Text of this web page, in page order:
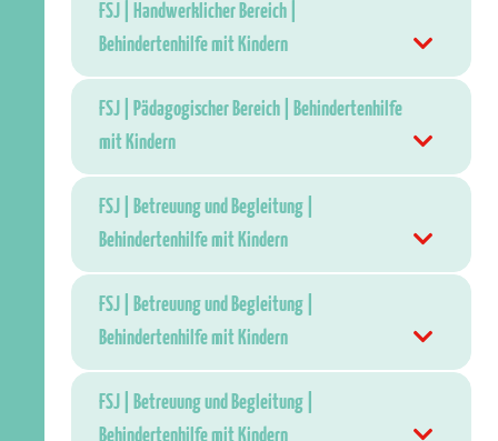
FSJ | Handwerklicher Bereich |
Behindertenhilfe mit Kindern
FSJ | Pädagogischer Bereich | Behindertenhilfe
mit Kindern
FSJ | Betreuung und Begleitung |
Behindertenhilfe mit Kindern
FSJ | Betreuung und Begleitung |
Behindertenhilfe mit Kindern
FSJ | Betreuung und Begleitung |
Behindertenhilfe mit Kindern